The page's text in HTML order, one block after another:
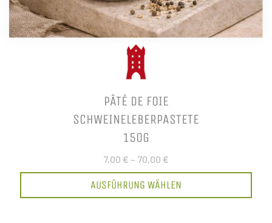
PÂTÉ DE FOIE
SCHWEINELEBERPASTETE
150G
7,00 € – 70,00 €
AUSFÜHRUNG WÄHLEN